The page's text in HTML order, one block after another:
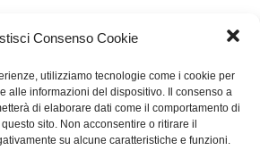
Consenso Cookie
utilizziamo tecnologie come i cookie per
alle informazioni del dispositivo. Il consenso a
di elaborare dati come il comportamento di
sito. Non acconsentire o ritirare il
su alcune caratteristiche e funzioni.